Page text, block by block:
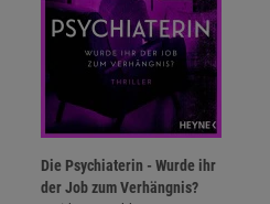
Die Psychiaterin - Wurde ihr
der Job zum Verhängnis?